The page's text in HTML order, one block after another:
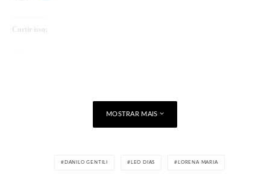
Curtir isso:
MOSTRAR MAIS
DANILO GENTILI LEO DIAS LORENA MARIA